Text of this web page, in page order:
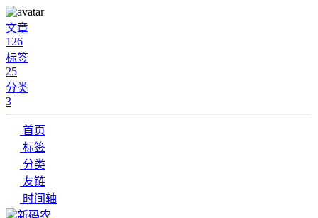
文章
126
标签
25
分类
3
首页
标签
分类
友链
时间轴
新码农